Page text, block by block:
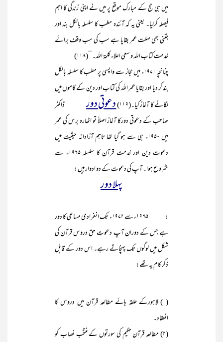
میں ہی حج کے مبارک موقع پر میں نے اپنی زندگی کا اہم
فیصلہ کرلیا۔ یعنی یہ کہ آئندہ مطب کا سلسلہ بالکل بند اور
جتنی بھی مہلت عمر بقایا ہے سب کی سب وقف برائے
خدمت کتاب اللہ و سعی اعلاء کلمۃ اللہ۔‘‘(۱۱۸)
چنانچہ ۱۹۷۱ء میں حجاز سے واپسی پر مطب کا سلسلہ بالکل
بند کر دیا اور بقایا عمر اللہ کی کتاب اور دین کے کاموں میں
لگانے کا آغاز کیا۔(۱۱۹)
دعوتی دورڈاکٹر
صاحب کے دعوتی دورکا آغاز اصلاً تو اٹھارہ برس کی عمر
میں ۱۹۵۰ء ہی سے ہو گیا تھا تاہم آزادانہ حیثیت میں
دعوت دین اور خدمت قرآن کا سلسلہ ۱۹۶۵ء سے
شروع ہوا۔ آپ کی دعوت کے دو ادوار ہیں:
پہلا دور
: ۱۹۶۵ء سے ۱۹۷۲ء تک انفرادی مساعی کا دور
ہے جس کے دوران آپ دعوتِ حق دروس قرآن کی
شکل میں لوگوں تک پہنچاتے رہے۔ اس دور کے قابل
ذکر کام یہ تھے:
(۱) لاہورکے حلقہ ہائے مطالعہ قرآن میں دروس کا
انعقاد۔
(۲) مطالعہ قرآن حکیم کی سورتوں کے منتخب نصاب کو